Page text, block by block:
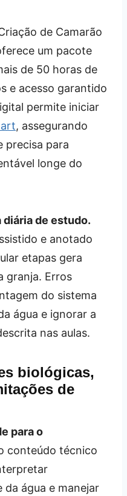
de Camarão
um pacote
de 50 horas de
e acesso garantido
permite iniciar
, assegurando
precisa para
longe do
de estudo.
e anotado
etapas gera
granja. Erros
do sistema
água e ignorar a
nas aulas.
biológicas,
de
para o
conteúdo técnico
da água e manejar